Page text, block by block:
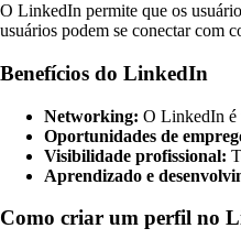
O LinkedIn permite que os
usuários podem se conectar com
Benefícios do LinkedIn
Networking: O LinkedIn é
Oportunidades de
Visibilidade profissional:
Aprendizado e
Como criar um perfil no